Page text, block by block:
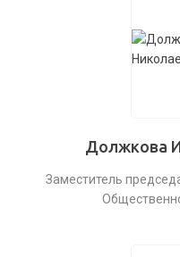
Должкова
Заместитель